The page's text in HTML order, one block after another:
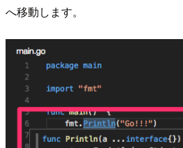
へ移動します。